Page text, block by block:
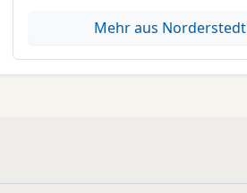
Mehr aus Norderstedt